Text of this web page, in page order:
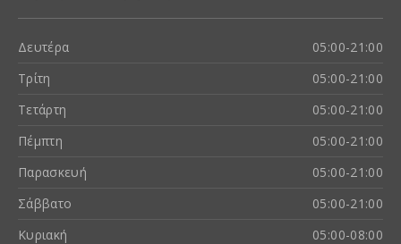
Δευτέρα
05:00-21:00
Τρίτη
05:00-21:00
Τετάρτη
05:00-21:00
Πέμπτη
05:00-21:00
Παρασκευή
05:00-21:00
Σάββατο
05:00-21:00
Κυριακή
05:00-08:00